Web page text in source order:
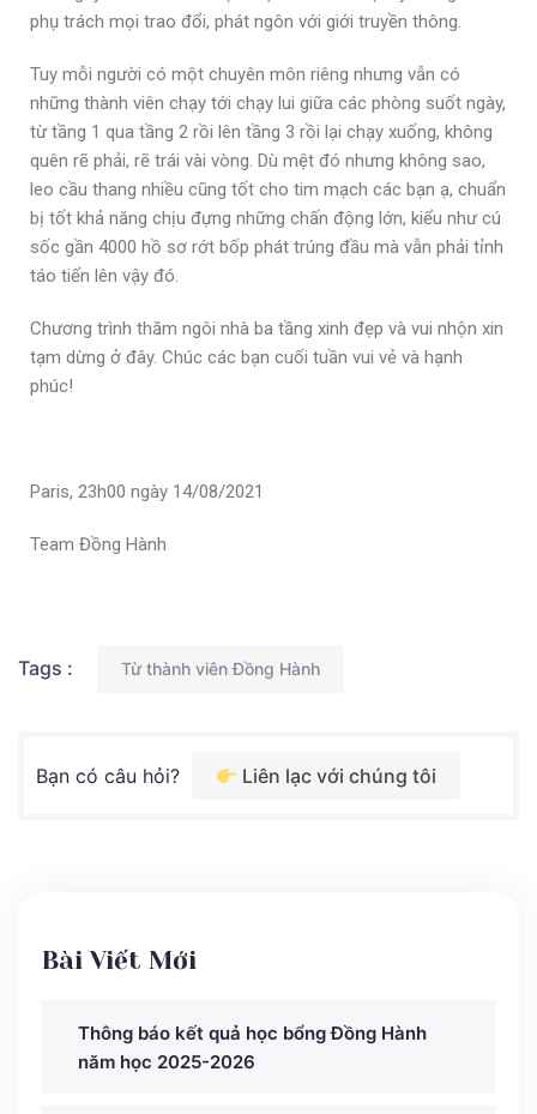
phụ trách mọi trao đổi, phát ngôn với giới truyền thông.
Tuy mỗi người có một chuyên môn riêng nhưng vẫn có
những thành viên chạy tới chạy lui giữa các phòng suốt ngày,
từ tầng 1 qua tầng 2 rồi lên tầng 3 rồi lại chạy xuống, không
quên rẽ phải, rẽ trái vài vòng. Dù mệt đó nhưng không sao,
leo cầu thang nhiều cũng tốt cho tim mạch các bạn ạ, chuẩn
bị tốt khả năng chịu đựng những chấn động lớn, kiểu như cú
sốc gần 4000 hồ sơ rớt bốp phát trúng đầu mà vẫn phải tỉnh
táo tiến lên vậy đó.
Chương trình thăm ngôi nhà ba tầng xinh đẹp và vui nhộn xin
tạm dừng ở đây. Chúc các bạn cuối tuần vui vẻ và hạnh
phúc!
Paris, 23h00 ngày 14/08/2021
Team Đồng Hành
Tags : Từ thành viên Đồng Hành
Bạn có câu hỏi? Liên lạc với chúng tôi
Bài Viết Mới
Thông báo kết quả học bổng Đồng Hành
năm học 2025-2026